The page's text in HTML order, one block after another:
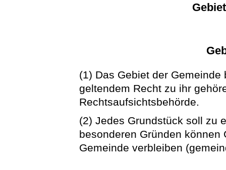
(1) Das Gebiet der
geltendem Recht zu ihr
Rechtsaufsichtsbehörde.
(2) Jedes Grundstück soll zu
besonderen Gründen
Gemeinde verbleiben